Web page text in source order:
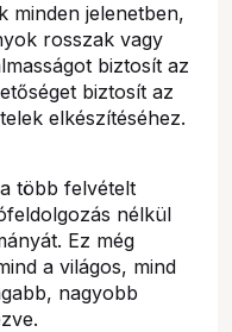
minden jelenetben,
rosszak vagy
biztosít az
biztosít az
elkészítéséhez.
több felvételt
nélkül
Ez még
a világos, mind
nagyobb